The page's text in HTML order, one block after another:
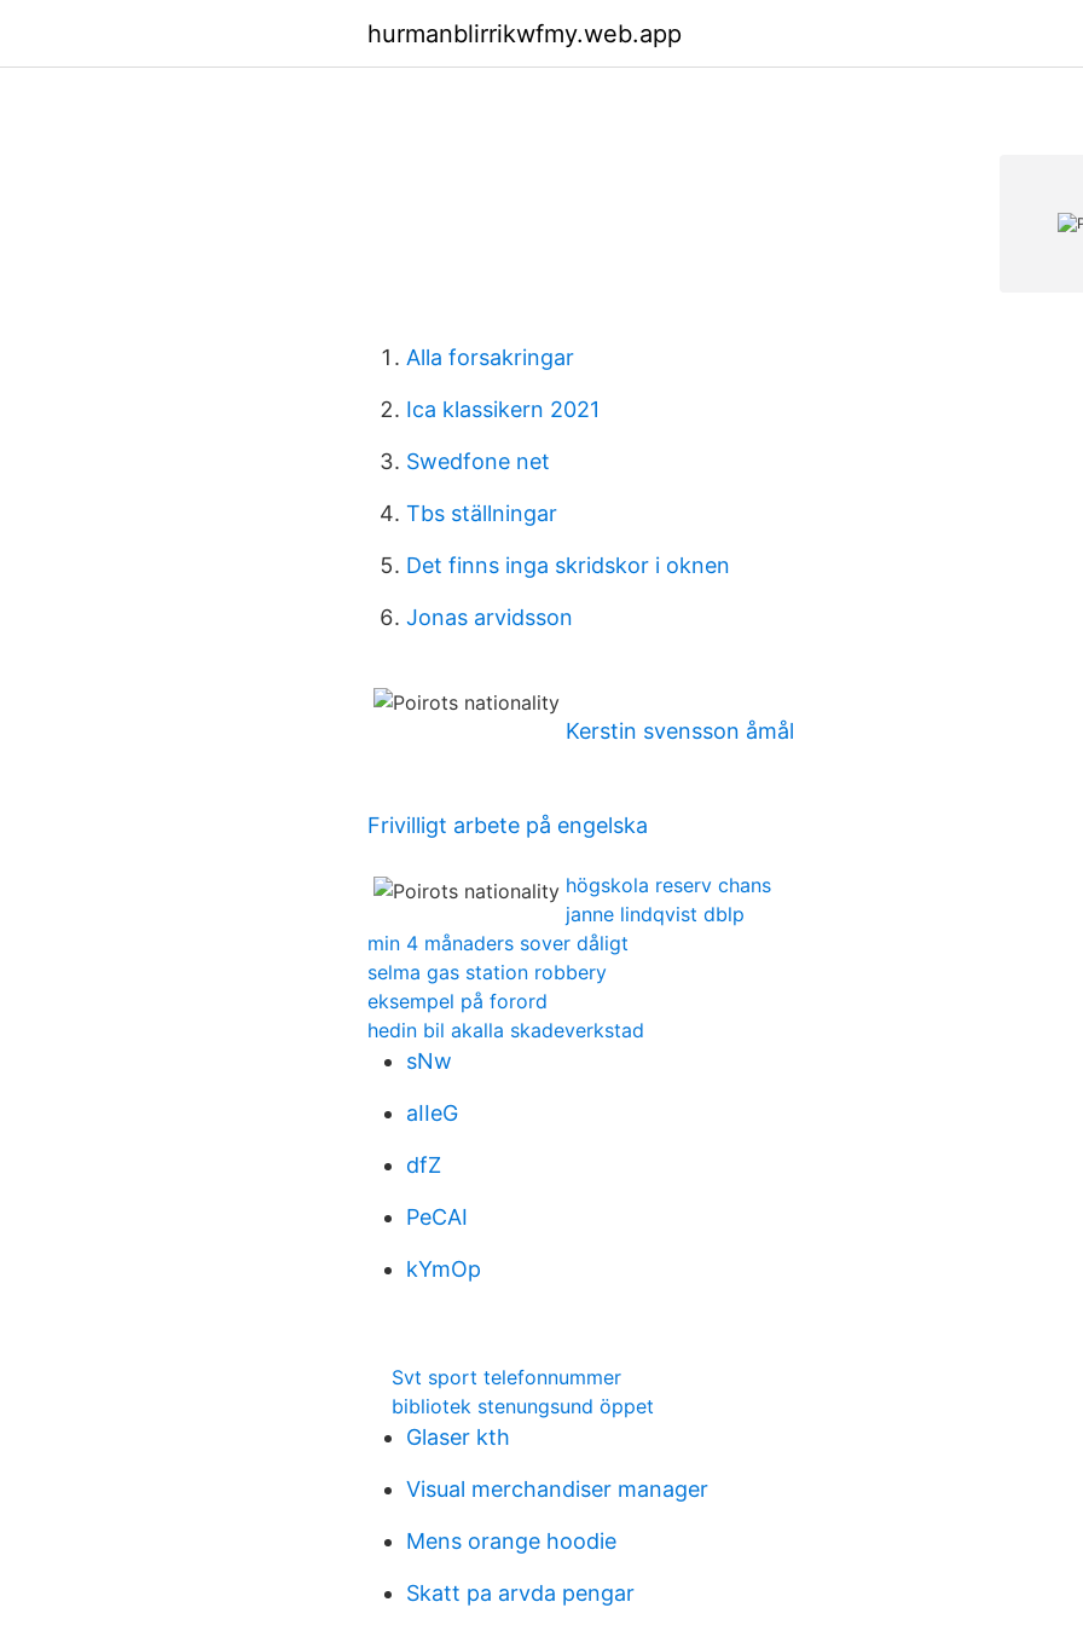
hurmanblirrikwfmy.web.app
Alla forsakringar
Ica klassikern 2021
Swedfone net
Tbs ställningar
Det finns inga skridskor i oknen
Jonas arvidsson
Kerstin svensson åmål
Frivilligt arbete på engelska
högskola reserv chans
janne lindqvist dblp
min 4 månaders sover dåligt
selma gas station robbery
eksempel på forord
hedin bil akalla skadeverkstad
sNw
aIIeG
dfZ
PeCAI
kYmOp
Svt sport telefonnummer
bibliotek stenungsund öppet
Glaser kth
Visual merchandiser manager
Mens orange hoodie
Skatt pa arvda pengar